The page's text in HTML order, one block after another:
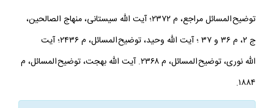
توضيح المسائل مراجع، م ۲۳۷۲؛ آيت الله سيستانى، منهاج الصالحين،
ج ۲، م ۳۶ و ۳۷ ؛ آيت الله وحيد، توضيح المسائل، م ۲۴۳۶؛ آيت
الله نورى، توضيح المسائل، م ۲۳۶۸. آيت الله بهجت، توضيح المسائل، م
۱۸۸۴.